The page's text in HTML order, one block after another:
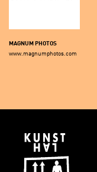
MAGNUM PHOTOS
www.magnumphotos.com